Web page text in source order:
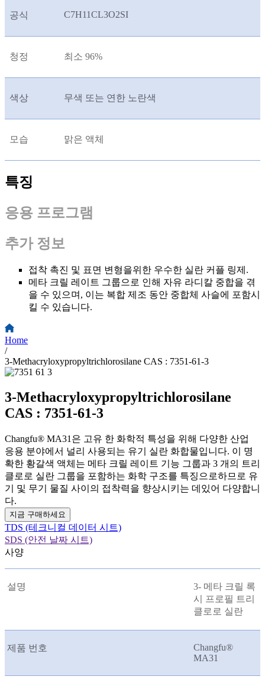
공식 C7H11CL3O2SI
청정 최소 96%
색상 무색 또는 연한 노란색
모습 맑은 액체
특징
응용 프로그램
추가 정보
접착 촉진 및 표면 변형을위한 우수한 실란 커플 링제.
메타 크릴 레이트 그룹으로 인해 자유 라디칼 중합을 겪
을 수 있으며, 이는 복합 제조 동안 중합체 사슬에 포함시
킬 수 있습니다.
Home
/
3-Methacryloxypropyltrichlorosilane CAS : 7351-61-3
3-Methacryloxypropyltrichlorosilane
CAS : 7351-61-3
Changfu® MA31은 고유 한 화학적 특성을 위해 다양한 산업
응용 분야에서 널리 사용되는 유기 실란 화합물입니다. 이 명
확한 황갈색 액체는 메타 크릴 레이트 기능 그룹과 3 개의 트리
클로로 실란 그룹을 포함하는 화학 구조를 특징으로하므로 유
기 및 무기 물질 사이의 접착력을 향상시키는 데있어 다양합니
다.
지금 구매하세요
TDS (테크니컬 데이터 시트)
SDS (안전 날짜 시트)
사양
설명
3- 메타 크릴 록
시 프로필 트리
클로로 실란
제품 번호
Changfu®
MA31